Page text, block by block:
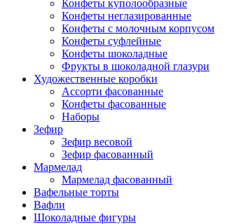
Конфеты куполообразные
Конфеты неглазированные
Конфеты с молочным корпусом
Конфеты суфлейные
Конфеты шоколадные
Фрукты в шоколадной глазури
Художественные коробки
Ассорти фасованные
Конфеты фасованные
Наборы
Зефир
Зефир весовой
Зефир фасованный
Мармелад
Мармелад фасованный
Вафельные торты
Вафли
Шоколадные фигуры